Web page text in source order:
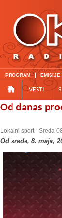
PROGRAM EMISIJE
VESTI
Od danas
Lokalni sport- Sreda
Od srede, 8. maja,